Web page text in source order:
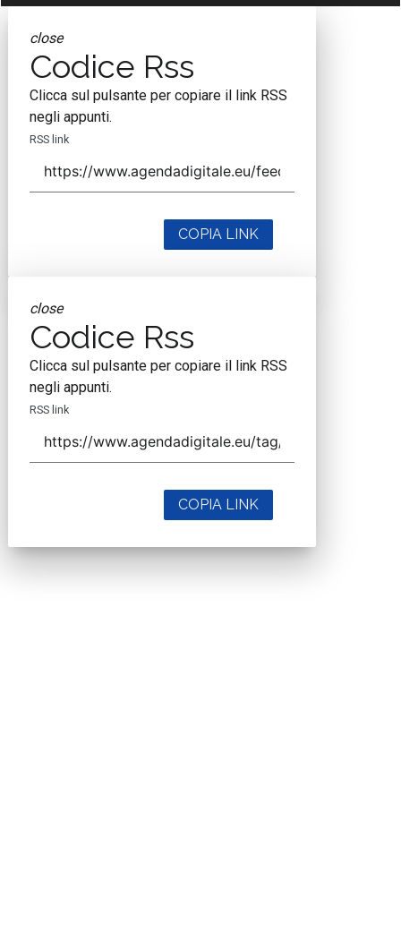
close
Codice Rss
Clicca sul pulsante per copiare il link RSS
negli appunti.
RSS link
COPIA LINK
close
Codice Rss
Clicca sul pulsante per copiare il link RSS
negli appunti.
RSS link
COPIA LINK